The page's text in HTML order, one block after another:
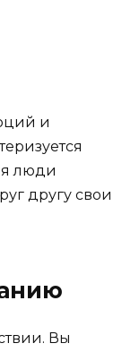
и
люди
другу свои
Вы